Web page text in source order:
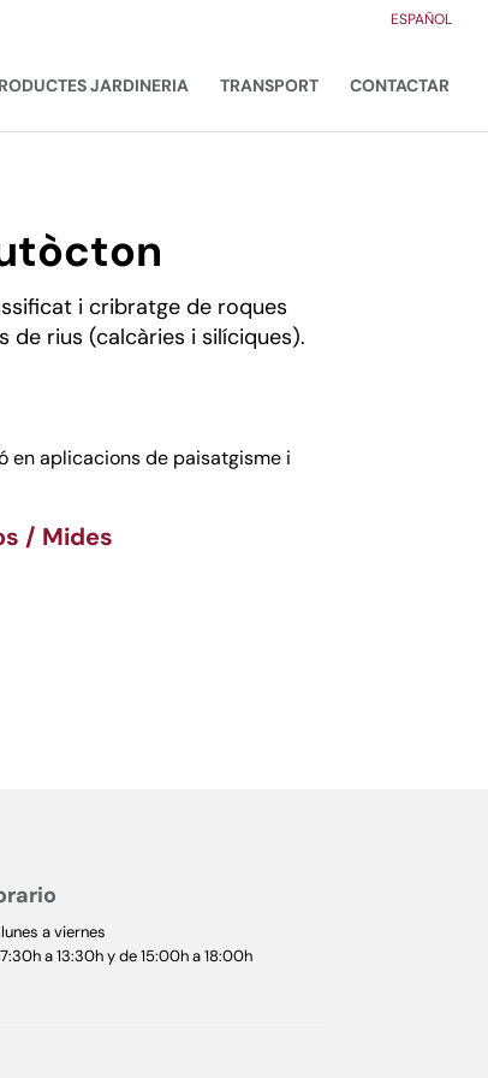
ESPAÑOL
JARDINERIA TRANSPORT CONTACTAR
i cribratge de roques
rius (calcàries i silíciques).
en aplicacions de paisatgisme i
/ Mides
a viernes
a 13:30h y de 15:00h a 18:00h